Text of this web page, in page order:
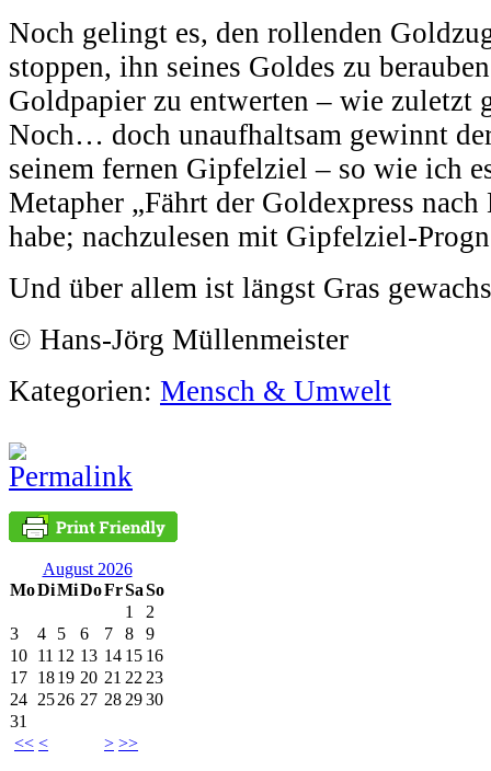
Noch gelingt es, den rollenden
stoppen, ihn seines Goldes zu
Goldpapier zu entwerten – wie zuletzt
Noch… doch unaufhaltsam gewinnt
seinem fernen Gipfelziel – so wie ich
Metapher „Fährt der Goldexpress
habe; nachzulesen mit Gipfelziel-
Und über allem ist längst Gras
© Hans-Jörg Müllenmeister
Kategorien: Mensch & Umwelt
August 2026
MoDiMiDoFrSaSo
<< < > >>
1
2
3
4 5 6 7 8
9
10 11 12 13 14 15 16
17 1819 20 21 22 23
24 2526 27 28 2930
31